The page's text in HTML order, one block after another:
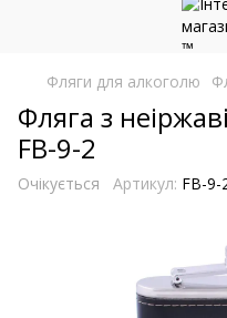
Фляги для алкоголю
Фляга з
FB-9-2
Очікується Артикул: FB-9-